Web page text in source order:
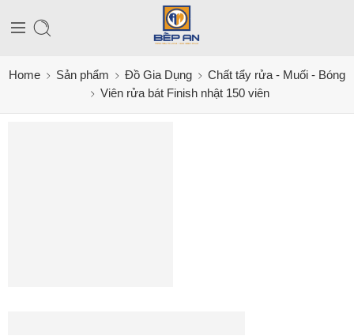
Home Sản phẩm Đồ Gia Dụng
Chất tẩy rửa - Muối - Bóng
Viên rửa bát Finish nhật 150 viên